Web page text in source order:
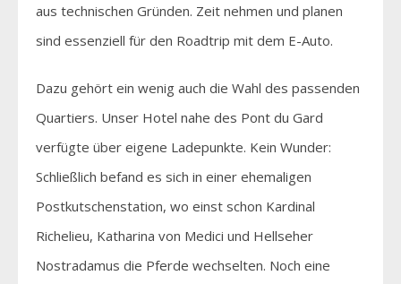
aus technischen Gründen. Zeit nehmen und planen
sind essenziell für den Roadtrip mit dem E-Auto.
Dazu gehört ein wenig auch die Wahl des passenden
Quartiers. Unser Hotel nahe des Pont du Gard
verfügte über eigene Ladepunkte. Kein Wunder:
Schließlich befand es sich in einer ehemaligen
Postkutschenstation, wo einst schon Kardinal
Richelieu, Katharina von Medici und Hellseher
Nostradamus die Pferde wechselten. Noch eine